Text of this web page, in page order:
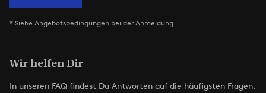
* Siehe Angebotsbedingungen bei der Anmeldung
Wir helfen Dir
In unseren FAQ findest Du Antworten auf die häufigsten Fragen.